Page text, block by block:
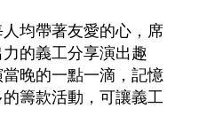
均帶著友愛的心，席
的義工分享演出趣
晚的一點一滴，記憶
籌款活動，可讓義工